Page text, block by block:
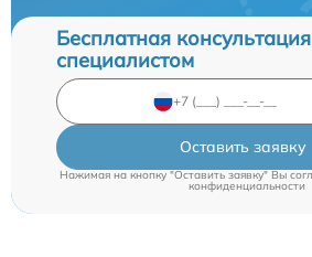
Бесплатная
специалистом
Оставить заявку
Нажимая на кнопку "Оставить заявку" Вы
конфиденциальности